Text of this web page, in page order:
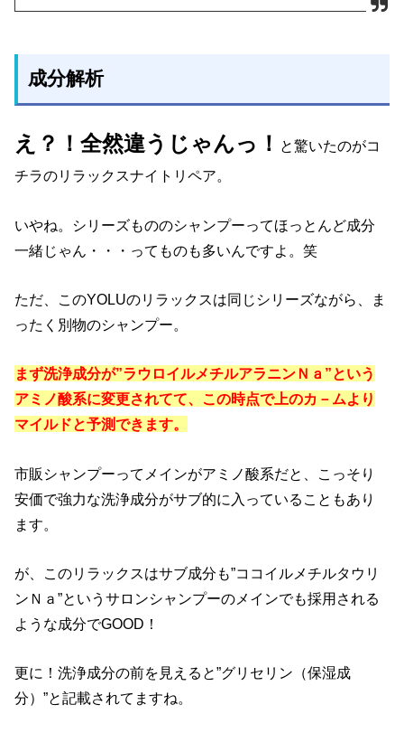
成分解析
え？！全然違うじゃんっ！
と驚いたのがコ
チラのリラックスナイトリペア。
いやね。シリーズもののシャンプーってほっとんど成分
一緒じゃん・・・ってものも多いんですよ。笑
ただ、このYOLUのリラックスは同じシリーズながら、ま
ったく別物のシャンプー。
まず洗浄成分が”ラウロイルメチルアラニンＮａ”という
アミノ酸系に変更されてて、この時点で上のカ－ムより
マイルドと予測できます。
市販シャンプーってメインがアミノ酸系だと、こっそり
安価で強力な洗浄成分がサブ的に入っていることもあり
ます。
が、このリラックスはサブ成分も”ココイルメチルタウリ
ンＮａ”というサロンシャンプーのメインでも採用される
ような成分でGOOD！
更に！洗浄成分の前を見えると”グリセリン（保湿成
分）”と記載されてますね。